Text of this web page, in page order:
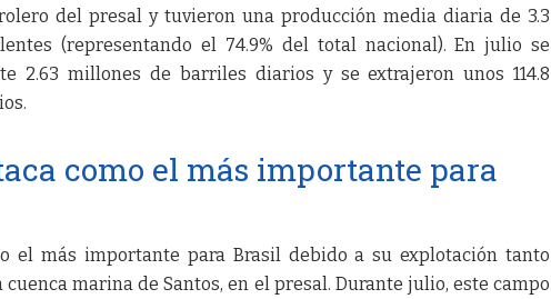
del presal y tuvieron una producción media diaria de 3.3
(representando el 74.9% del total nacional). En julio se
2.63 millones de barriles diarios y se extrajeron unos 114.8
como el más importante para
el más importante para Brasil debido a su explotación tanto
marina de Santos, en el presal. Durante julio, este campo